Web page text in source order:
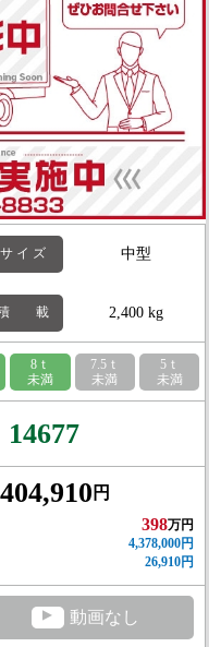
サ イ ズ 中型
載 2,400 kg
8ｔ
未満
7.5ｔ
未満
5ｔ
未満
14677
円
398万円
4,378,000円
26,910円
▲ 動画なし